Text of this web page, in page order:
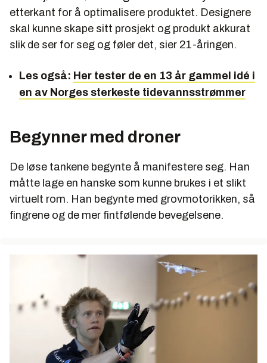
etterkant for å optimalisere produktet. Designere
skal kunne skape sitt prosjekt og produkt akkurat
slik de ser for seg og føler det, sier 21-åringen.
Les også: Her tester de en 13 år gammel idé i
en av Norges sterkeste tidevannsstrømmer
Begynner med droner
De løse tankene begynte å manifestere seg. Han
måtte lage en hanske som kunne brukes i et slikt
virtuelt rom. Han begynte med grovmotorikken, så
fingrene og de mer fintfølende bevegelsene.